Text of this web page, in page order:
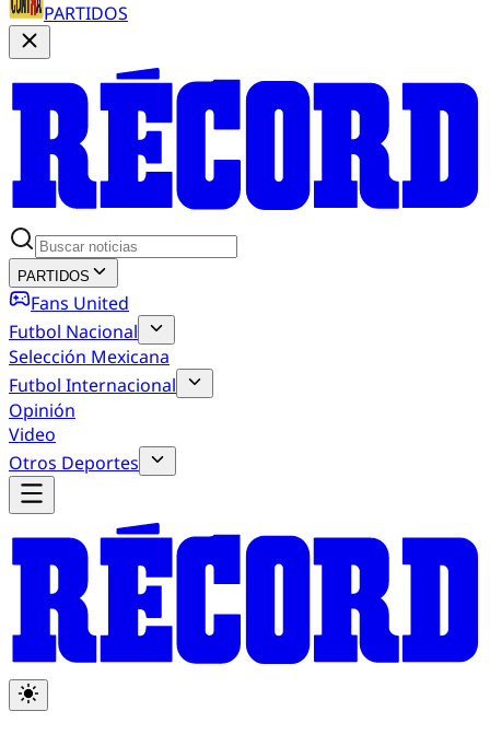
PARTIDOS
PARTIDOS
Fans United
Futbol Nacional
Selección Mexicana
Futbol Internacional
Opinión
Video
Otros Deportes